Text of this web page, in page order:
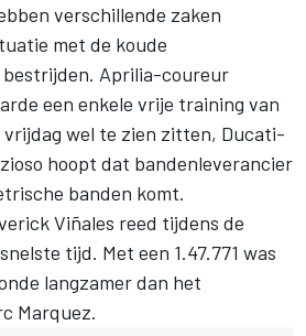
verschillende zaken
met de koude
Aprilia-coureur
een enkele vrije training van
wel te zien zitten, Ducati-
hoopt dat bandenleverancier
banden komt.
Viñales reed tijdens de
tijd. Met een 1.47.771 was
langzamer dan het
Marquez.